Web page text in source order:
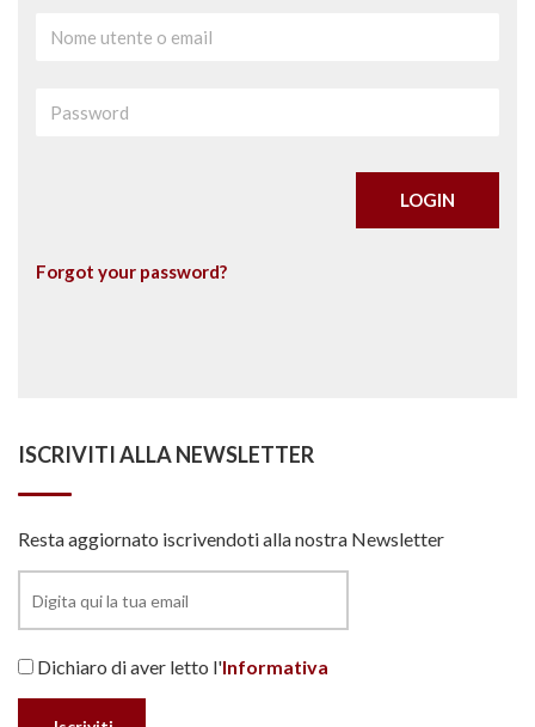
Forgot your password?
ISCRIVITI ALLA NEWSLETTER
Resta aggiornato iscrivendoti alla nostra Newsletter
Dichiaro di aver letto l'Informativa